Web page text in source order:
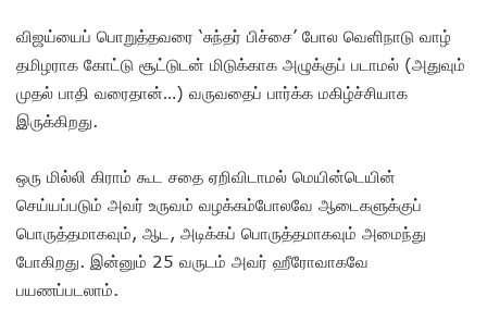
விஜய்யைப் பொறுத்தவரை ‘சுந்தர் பிச்சை’ போல வெளிநாடு வாழ்
தமிழராக கோட்டு சூட்டுடன் மிடுக்காக அழுக்குப் படாமல் (அதுவும்
முதல் பாதி வரைதான்…) வருவதைப் பார்க்க மகிழ்ச்சியாக
இருக்கிறது.
ஒரு மில்லி கிராம் கூட சதை ஏறிவிடாமல் மெயின்டெயின்
செய்யப்படும் அவர் உருவம் வழக்கம்போலவே ஆடைகளுக்குப்
பொருத்தமாகவும், ஆட, அடிக்கப் பொருத்தமாகவும் அமைந்து
போகிறது. இன்னும் 25 வருடம் அவர் ஹீரோவாகவே
பயணப்படலாம்.